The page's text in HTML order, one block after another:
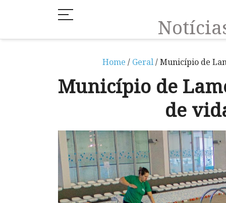
Home / Geral/ Município de
Município de
de